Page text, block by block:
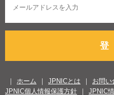
登
ホーム JPNICとは お問い
JPNIC個人情報保護方針
JPNIC